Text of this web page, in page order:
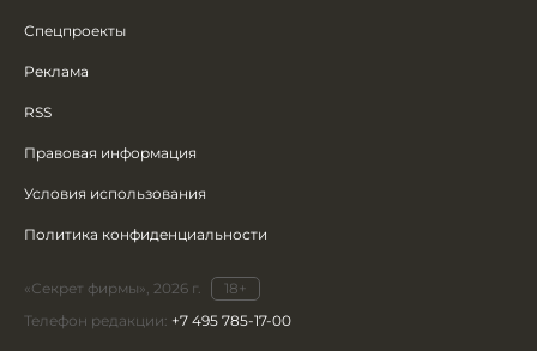
Спецпроекты
Реклама
RSS
Правовая информация
Условия использования
Политика конфиденциальности
«Секрет фирмы», 2026 г.
18+
Телефон редакции: +7 495 785-17-00